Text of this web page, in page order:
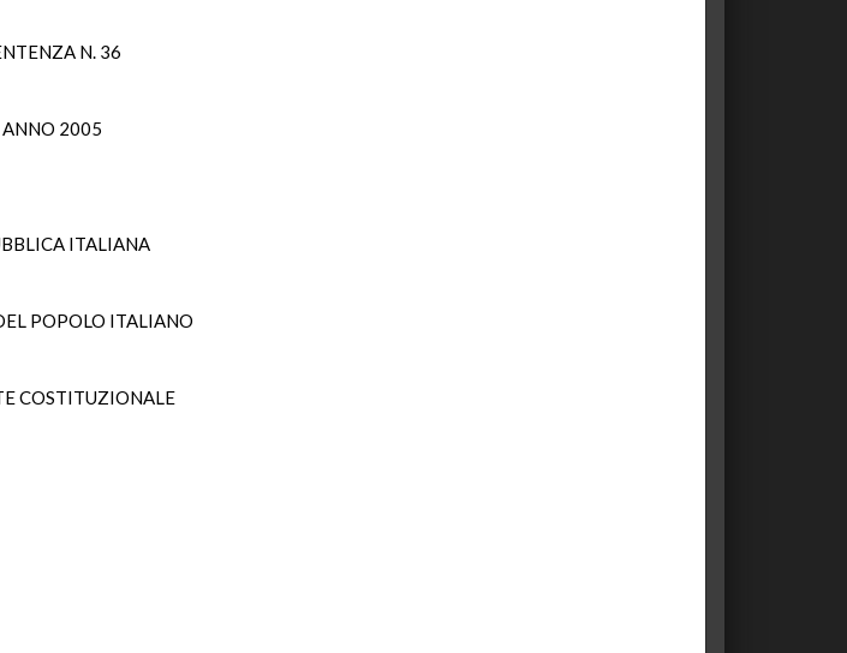
N. 36
ANNO 2005
ITALIANA
POPOLO ITALIANO
COSTITUZIONALE